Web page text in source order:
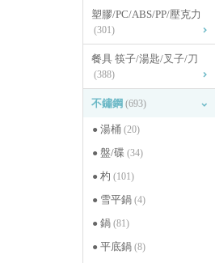
塑膠/PC/ABS/PP/壓克力
(301)
餐具 筷子/湯匙/叉子/刀
(388)
不鏽鋼 (693)
湯桶 (20)
盤/碟 (34)
杓 (101)
雪平鍋 (4)
鍋 (81)
平底鍋 (8)
雅竹動物形竹盤 帽子 093M95...
$ 270